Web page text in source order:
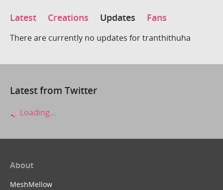
Latest Creations Updates Fans
There are currently no updates for tranthithuha
Latest from Twitter
Loading...
About
MeshMellow